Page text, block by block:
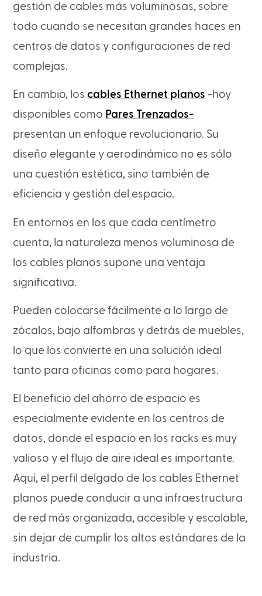
gestión de cables más voluminosas, sobre
todo cuando se necesitan grandes haces en
centros de datos y configuraciones de red
complejas.
En cambio, loscables Ethernet planos -hoy
disponibles como Pares Trenzados-
presentan un enfoque revolucionario. Su
diseño elegante y aerodinámico no es sólo
una cuestión estética, sino también de
eficiencia y gestión del espacio.
En entornos en los que cada centímetro
cuenta, la naturaleza menos voluminosa de
los cables planos supone una ventaja
significativa.
Pueden colocarse fácilmente a lo largo de
zócalos, bajo alfombras y detrás de muebles,
lo que los convierte en una solución ideal
tanto para oficinas como para hogares.
El beneficio del ahorro de espacio es
especialmente evidente en los centros de
datos, donde el espacio en los racks es muy
valioso y el flujo de aire ideal es importante.
Aquí, el perfil delgado de los cables Ethernet
planos puede conducir a una infraestructura
de red más organizada, accesible y escalable,
sin dejar de cumplir los altos estándares de la
industria.